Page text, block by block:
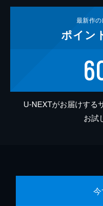
最新作の
ポイン
U-NEXTがお届けする
お試